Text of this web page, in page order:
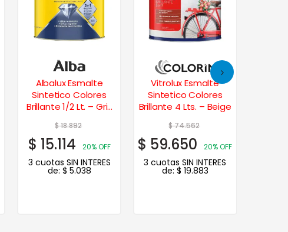
Albalux Esmalte
Sintetico Colores
Brillante 1/2 Lt. – Gris
$18.892
$ 15.114 20% OFF
3 cuotas SIN INTERES
de: $ 5.038
Vitrolux Esmalte
Sintetico Colores
Brillante 4 Lts. – Beige
$74.562
$ 59.650 20% OFF
3 cuotas SIN INTERES
de: $ 19.883